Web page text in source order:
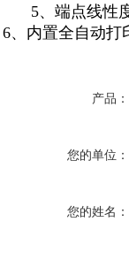
5、端点线性
6、内置全自动打
产品：
您的单位：
您的姓名：